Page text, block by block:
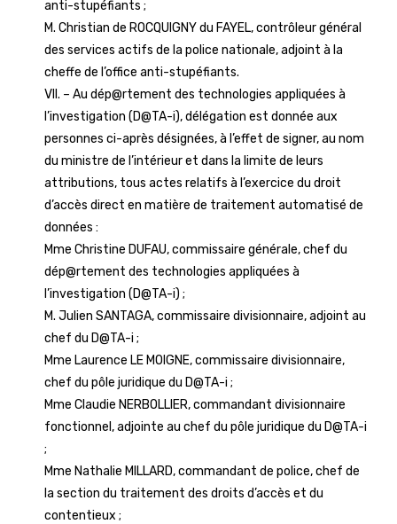
anti-stupéfiants ;
M. Christian de ROCQUIGNY du FAYEL, contrôleur général
des services actifs de la police nationale, adjoint à la
cheffe de l’office anti-stupéfiants.
VII. – Au dép@rtement des technologies appliquées à
l’investigation (D@TA-i), délégation est donnée aux
personnes ci-après désignées, à l’effet de signer, au nom
du ministre de l’intérieur et dans la limite de leurs
attributions, tous actes relatifs à l’exercice du droit
d’accès direct en matière de traitement automatisé de
données :
Mme Christine DUFAU, commissaire générale, chef du
dép@rtement des technologies appliquées à
l’investigation (D@TA-i) ;
M. Julien SANTAGA, commissaire divisionnaire, adjoint au
chef du D@TA-i ;
Mme Laurence LE MOIGNE, commissaire divisionnaire,
chef du pôle juridique du D@TA-i ;
Mme Claudie NERBOLLIER, commandant divisionnaire
fonctionnel, adjointe au chef du pôle juridique du D@TA-i
;
Mme Nathalie MILLARD, commandant de police, chef de
la section du traitement des droits d’accès et du
contentieux ;